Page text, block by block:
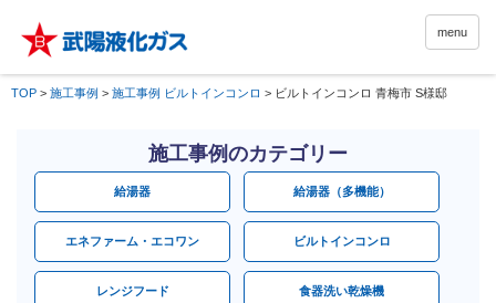
menu
TOP > 施工事例 > 施工事例 ビルトインコンロ > ビルトインコンロ 青梅市 S様邸
施工事例のカテゴリー
給湯器 給湯器（多機能）
エネファーム・エコワン ビルトインコンロ
レンジフード 食器洗い乾燥機